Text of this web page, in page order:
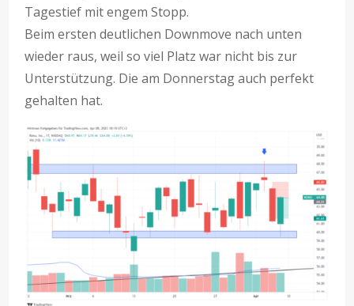
Tagestief mit engem Stopp.
Beim ersten deutlichen Downmove nach unten
wieder raus, weil so viel Platz war nicht bis zur
Unterstützung. Die am Donnerstag auch perfekt
gehalten hat.